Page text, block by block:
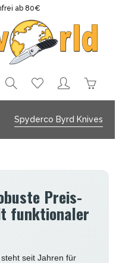
ab 80€
sichern!
Spyderco Byrd Knives
Preis-
funktionaler
steht seit Jahren für